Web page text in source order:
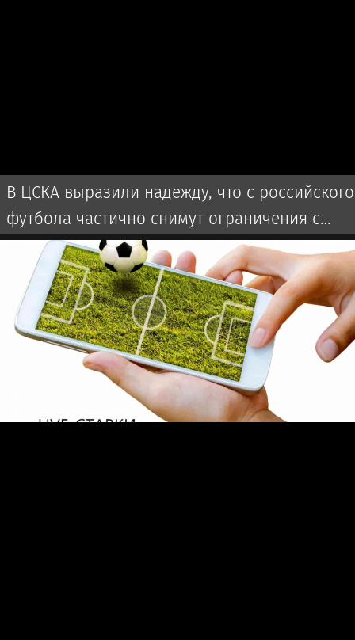
В ЦСКА выразили надежду, что с российского
футбола частично снимут ограничения с
сезона-2027/28